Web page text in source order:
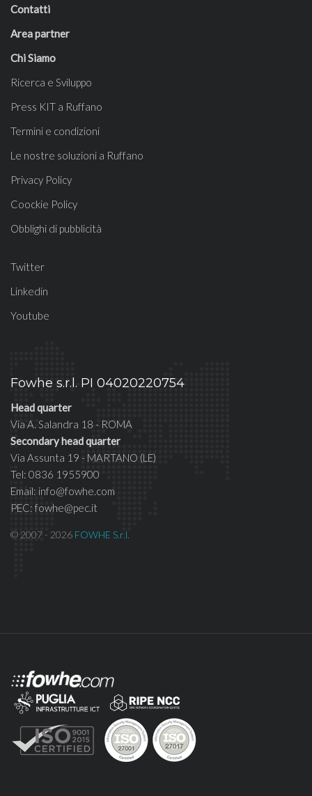
Contatti
Area partner
Chi Siamo
Ricerca e Sviluppo
Press KIT a Ruffano
Termini e condizioni
Le nostre soluzioni a Ruffano
Privacy Policy
Coockie Policy
Obblighi di pubblicità
Twitter
Linkedin
Youtube
Fowhe s.r.l. PI 04020220754
Head quarter
Via A. Salandra 18 - ROMA
Secondary head quarter
Via Assunta 19 - MARTANO (LE)
Tel: 0836 1955900
Email: info@fowhe.com
PEC: fowhe@pec.it
© 2007 - 2026 FOWHE S.r.l.